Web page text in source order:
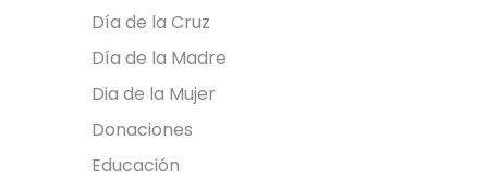
Día de la Cruz
Día de la Madre
Dia de la Mujer
Donaciones
Educación